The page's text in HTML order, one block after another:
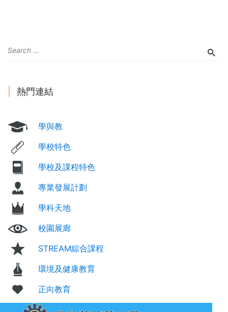
熱門連結
學與教
學校特色
學校及課程特色
專業發展計劃
學科天地
校園展廊
STREAM綜合課程
環境及健康教育
正向教育